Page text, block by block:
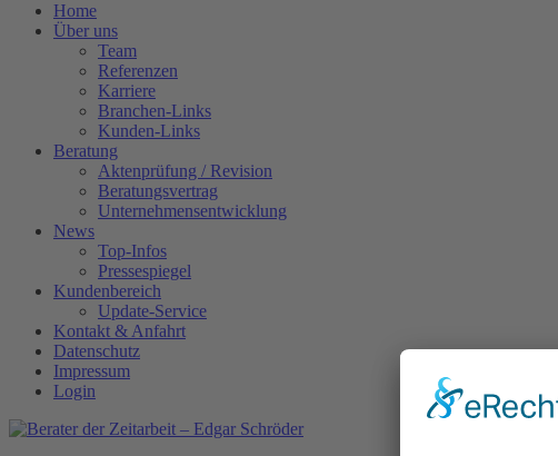
Home
Über uns
Team
Referenzen
Karriere
Branchen-Links
Kunden-Links
Beratung
Aktenprüfung / Revision
Beratungsvertrag
Unternehmensentwicklung
News
Top-Infos
Pressespiegel
Kundenbereich
Update-Service
Kontakt & Anfahrt
Datenschutz
Impressum
Login